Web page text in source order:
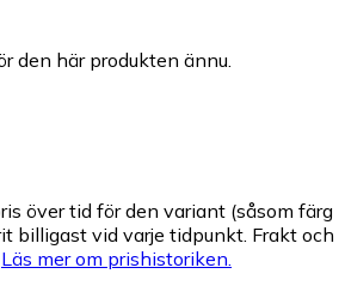
den här produkten ännu.
över tid för den variant (såsom färg
billigast vid varje tidpunkt. Frakt och
Läs mer om prishistoriken.